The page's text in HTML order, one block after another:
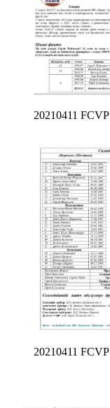
20210411
20210411